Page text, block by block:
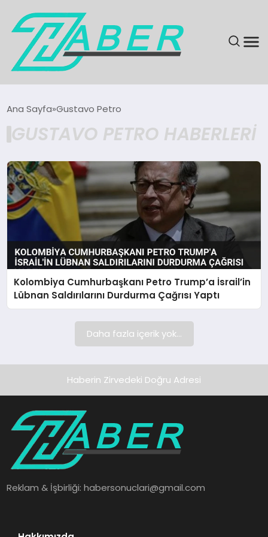
GÜNDEM
EKONOMI
MAGAZIN
EĞITIM
KÜLTÜR & SANAT
SAĞLIK
Ana Sayfa Gustavo Petro
GUSTAVO PETRO HABERLERI
Kolombiya Cumhurbaşkanı Petro Trump’a İsrail’in
Lübnan Saldırılarını Durdurma Çağrısı Yaptı
Daha fazla içerik yok...
Haberin Zirvedeki Doğru Adresi
Reklam & İşbirliği:habersonuclari@gmail.com